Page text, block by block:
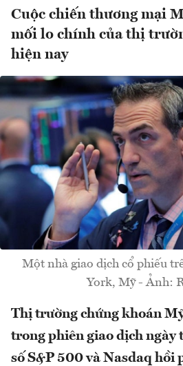
Cuộc chiến thương mại
mối lo chính của thị
hiện nay
Một nhà giao dịch cổ phiếu
York, Mỹ - Ảnh:
Thị trường chứng khoán
trong phiên giao dịch ngày
số S&P 500 và Nasdaq hồi